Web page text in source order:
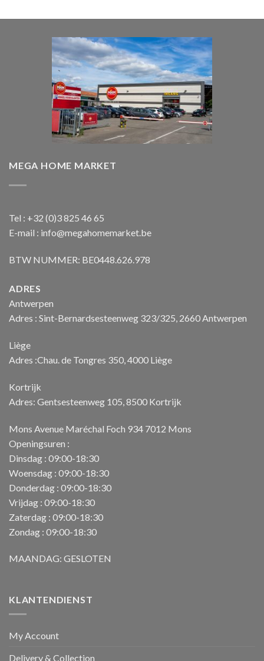
€ 1.850,00.€ 1.650,00.
MEGA HOME MARKET
Tel : +32 (0)3 825 46 65
E-mail : info@megahomemarket.be
BTW NUMMER: BE0448.626.978
ADRES
Antwerpen
Adres : Sint-Bernardsesteenweg 323/325, 2660 Antwerpen
Liège
Adres :Chau. de Tongres 350, 4000 Liège
Kortrijk
Adres: Gentsesteenweg 105, 8500 Kortrijk
Mons Avenue Maréchal Foch 934 7012 Mons
Openingsuren :
Dinsdag : 09:00-18:30
Woensdag : 09:00-18:30
Donderdag : 09:00-18:30
Vrijdag : 09:00-18:30
Zaterdag : 09:00-18:30
Zondag : 09:00-18:30
MAANDAG: GESLOTEN
KLANTENDIENST
My Account
Delivery & Collection